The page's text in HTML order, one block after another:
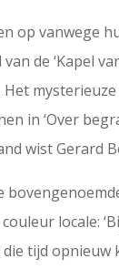
op vanwege
de ‘Kapel
in ‘Over
wist
locale:
tijd